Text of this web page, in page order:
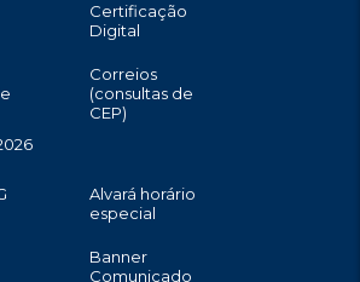
Certificação
Digital
Correios
(consultas de
CEP)
Alvará horário
especial
Banner
Comunicado